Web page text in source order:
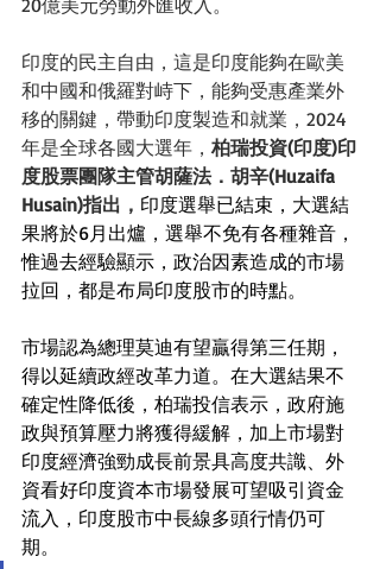
20億美元勞動外匯收入。
印度的民主自由，這是印度能夠在歐美
和中國和俄羅對峙下，能夠受惠產業外
移的關鍵，帶動印度製造和就業，2024
年是全球各國大選年， 柏瑞投資(印度)印
度股票團隊主管胡薩法．胡辛(Huzaifa
Husain)指出， 印度選舉已結束，大選結
果將於6月出爐，選舉不免有各種雜音，
惟過去經驗顯示，政治因素造成的市場
拉回，都是布局印度股市的時點。
市場認為總理莫迪有望贏得第三任期，
得以延續政經改革力道。在大選結果不
確定性降低後，柏瑞投信表示，政府施
政與預算壓力將獲得緩解，加上市場對
印度經濟強勁成長前景具高度共識、外
資看好印度資本市場發展可望吸引資金
流入，印度股市中長線多頭行情仍可
期。